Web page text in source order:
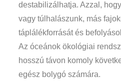
destabilizálhatja. Azzal,
vagy túlhalászunk, más
táplálékforrását és
Az óceánok ökológiai
hosszú távon komoly
egész bolygó számára.